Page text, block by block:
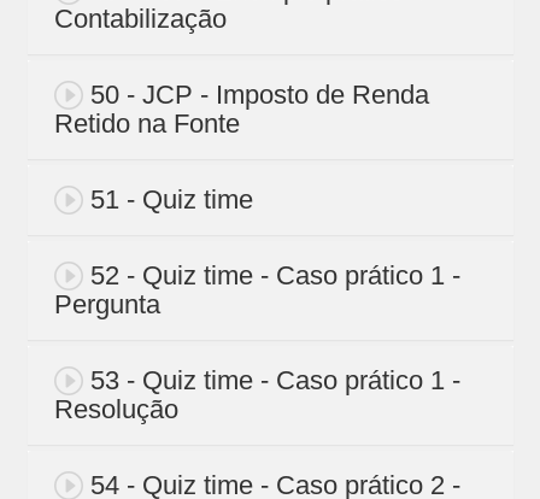
Contabilização
50 - JCP - Imposto de Renda
Retido na Fonte
51 - Quiz time
52 - Quiz time - Caso prático 1 -
Pergunta
53 - Quiz time - Caso prático 1 -
Resolução
54 - Quiz time - Caso prático 2 -